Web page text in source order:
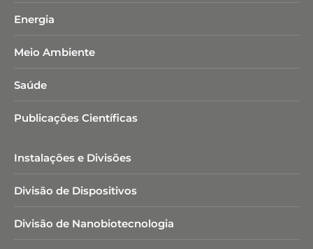
Energia
Meio Ambiente
Saúde
Publicações Científicas
Instalações e Divisões
Divisão de Dispositivos
Divisão de Nanobiotecnologia​